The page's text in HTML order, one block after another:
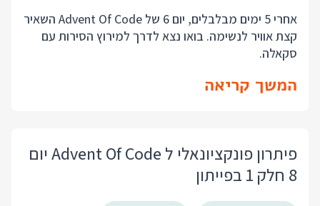
אחרי 5 ימים מבלבלים, יום 6 של Advent Of Code השאיר
קצת אוויר לנשימה. בואו נצא לדרך למירוץ הסירות עם
סקאלה.
המשך קריאה
פיתרון פונקציונאלי ל Advent Of Code יום
8 חלק 1 בפייתון